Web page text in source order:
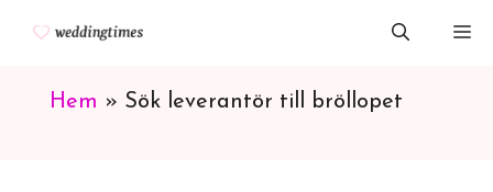
Hem » Sök leverantör till bröllopet